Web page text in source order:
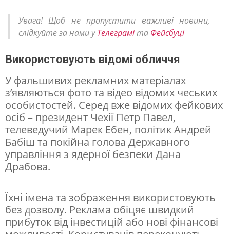
ш
а
х
р
а
ї
в
и
к
о
р
и
Увага! Щоб не пропустити важливі новини,
слідкуйте за нами уТелеграміта Фейсбуці
Використовують відомі обличчя
У фальшивих рекламних матеріалах
з’являються фото та відео відомих чеських
особистостей. Серед вже відомих фейкових
осіб – президент Чехії Петр Павел,
телеведучий Марек Ебен, політик Андрей
Бабіш та покійна голова Державного
управління з ядерної безпеки Дана
Драбова.
Їхні імена та зображення використовують
без дозволу. Реклама обіцяє швидкий
прибуток від інвестицій або нові фінансові